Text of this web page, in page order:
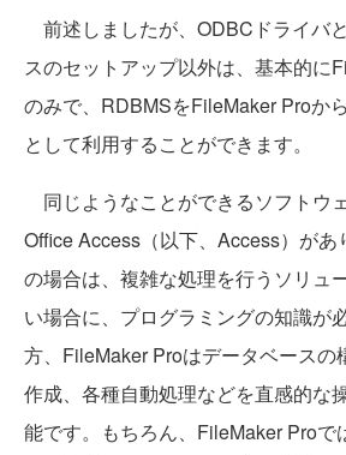
前述しましたが、ODBCドライバ
スのセットアップ以外は、基本的に
のみで、RDBMSをFileMaker Proか
として利用することができます。
同じようなことができるソフトウ
Office Access（以下、Access）が
の場合は、複雑な処理を行うソリュ
い場合に、プログラミングの知識が
方、FileMaker Proはデータベースの
作成、各種自動処理などを直感的な
能です。もちろん、FileMaker Proで